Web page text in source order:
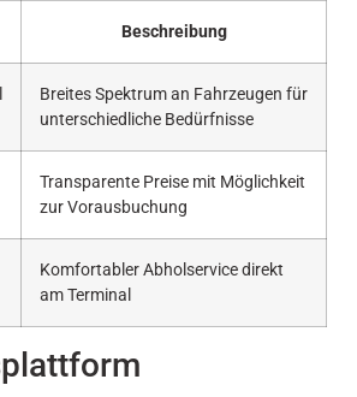
Beschreibung
Breites Spektrum an Fahrzeugen für
unterschiedliche Bedürfnisse
Transparente Preise mit Möglichkeit
zur Vorausbuchung
Komfortabler Abholservice direkt
am Terminal